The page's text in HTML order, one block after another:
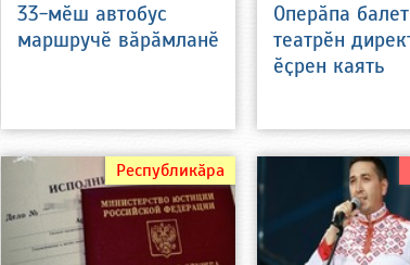
33-мӗш автобус
маршручӗ вӑрӑмланӗ
Оперӑпа балет
театрӗн
ӗҫрен каять
Республикӑра